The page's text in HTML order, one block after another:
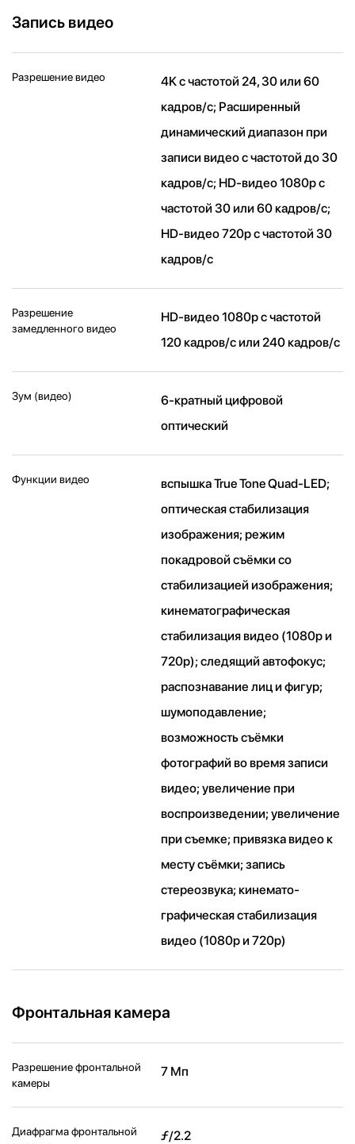
Запись видео
Разрешение видео
4K с частотой 24, 30 или 60
кадров/ с; Расширенный
динамический диапазон при
записи видео с частотой до 30
кадров/ с; HD-видео 1080p с
частотой 30 или 60 кадров/ с;
HD-видео 720p с частотой 30
кадров/ с
Разрешение
замедленного видео
HD-видео 1080р c частотой
120 кадров/ с или 240 кадров/ с
Зум (видео)
6-кратный цифровой
оптический
Функции видео
вспышка True Tone Quad-LED;
оптическая стабилизация
изображения; режим
покадровой съёмки со
стабилизацией изображения;
кинематографическая
стабилизация видео (1080p и
720p); следящий автофокус;
распознавание лиц и фигур;
шумоподавление;
возможность съёмки
фотографий во время записи
видео; увеличение при
воспроизведении; увеличение
при съемке; привязка видео к
месту съёмки; запись
стереозвука; кинемато­
графическая стабилизация
видео (1080p и 720p)
Фронтальная камера
Разрешение фронтальной
камеры
7 Мп
Диафрагма фронтальной
ƒ/2.2